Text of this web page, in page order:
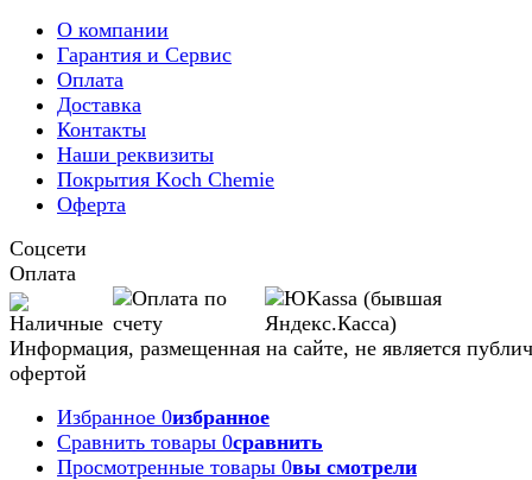
О компании
Гарантия и Сервис
Оплата
Доставка
Контакты
Наши реквизиты
Покрытия Koch Chemie
Оферта
Соцсети
Оплата
Информация, размещенная на сайте, не является
офертой
Избранное 0избранное
Сравнить товары 0сравнить
Просмотренные товары 0вы смотрели